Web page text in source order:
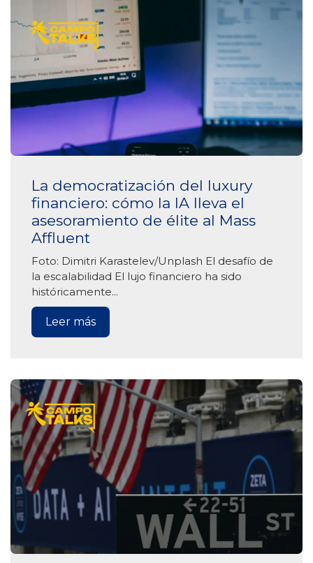
La democratización del luxury
financiero: cómo la IA lleva el
asesoramiento de élite al Mass
Affluent
Foto: Dimitri Karastelev/Unplash El desafío de
la escalabilidad El lujo financiero ha sido
históricamente...
Leer más